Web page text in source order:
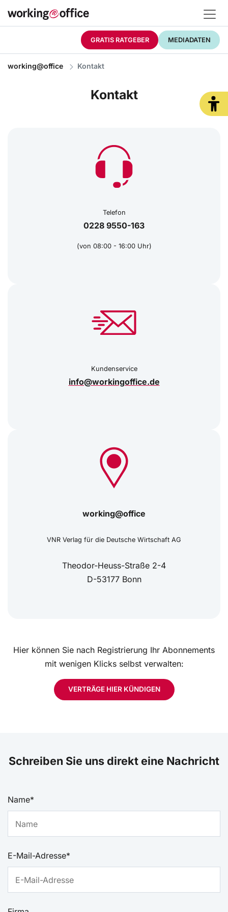
GRATIS RATGEBER MEDIADATEN
working@office Kontakt
Kontakt
Telefon
0228 9550-163
(von 08:00 - 16:00 Uhr)
Kundenservice
info@workingoffice.de
working@office
VNR Verlag für die Deutsche Wirtschaft AG
Theodor-Heuss-Straße 2-4
D-53177 Bonn
Hier können Sie nach Registrierung Ihr Abonnements
mit wenigen Klicks selbst verwalten:
VERTRÄGE HIER KÜNDIGEN
Schreiben Sie uns direkt eine Nachricht
Name*
E-Mail-Adresse*